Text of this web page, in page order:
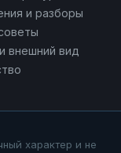
и разборы
внешний вид
характер и не